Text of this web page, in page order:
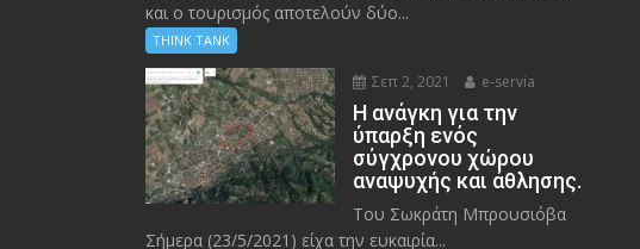
και ο τουρισμός αποτελούν δύο...
THINK TANK
Σεπ 2, 2021 e-servia
Η ανάγκη για την
ύπαρξη ενός
σύγχρονου χώρου
αναψυχής και άθλησης.
Του Σωκράτη Μπρουσιόβα
Σήμερα (23/5/2021) είχα την ευκαιρία...